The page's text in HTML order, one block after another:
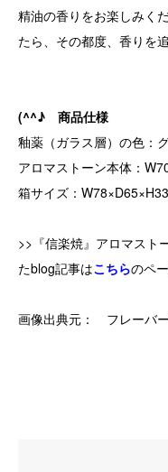
精油の香りをお楽しみく
たら、その都度、香りを
(^^♪ 商品仕様
釉薬（ガラス層）の色：
アロマストーン本体：
箱サイズ：
>>『信楽焼』アロマスト
たblog記事はこちらのペ
画像出典元： フレーバ